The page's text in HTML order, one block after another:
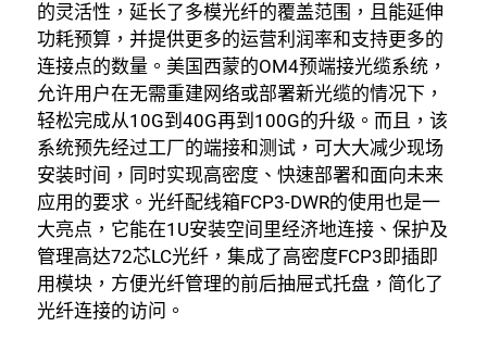
的灵活性，延长了多模光纤的覆盖范围，且能延伸
功耗预算，并提供更多的运营利润率和支持更多的
连接点的数量。美国西蒙的OM4预端接光缆系统，
允许用户在无需重建网络或部署新光缆的情况下，
轻松完成从10G到40G再到100G的升级。而且，该
系统预先经过工厂的端接和测试，可大大减少现场
安装时间，同时实现高密度、快速部署和面向未来
应用的要求。光纤配线箱FCP3-DWR的使用也是一
大亮点，它能在1U安装空间里经济地连接、保护及
管理高达72芯LC光纤，集成了高密度FCP3即插即
用模块，方便光纤管理的前后抽屉式托盘，简化了
光纤连接的访问。